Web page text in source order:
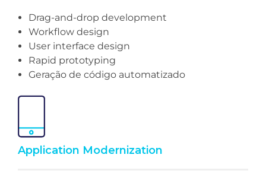
Drag-and-drop development
Workflow design
User interface design
Rapid prototyping
Geração de código automatizado
Application Modernization